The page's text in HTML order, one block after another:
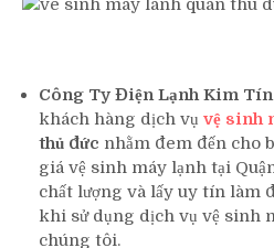
Công Ty Điện Lạnh Kim
khách hàng dịch vụ vệ sinh
thủ đức nhằm đem đến cho
giá vệ sinh máy lạnh tại
chất lượng và lấy uy tín làm
khi sử dụng dịch vụ vệ sinh
chúng tôi.